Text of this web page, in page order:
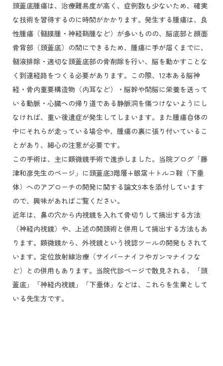
頭蓋底腫瘍は、治療難易度が高く、症例数も少ないため、確実
な技術を習得するのに時間がかかります。発生する腫瘍は、良
性腫瘍（髄膜腫・神経鞘腫など）が多いものの、脳底部と顔面
骨背部（頭蓋底）の間にできるため、腫瘍に手が届くまでに、
髄液排除・適切な頭蓋底部の骨削除を行い、脳を動かすことな
く到達経路をつくる必要があります。この際、12本ある脳神
経・骨内重要構造物（内耳など）・脳幹や間脳に栄養を送って
いる動脈・心臓への帰り道である静脈洞を傷つけないようにし
なければ、重い後遺症が発生してしまいます。また腫瘍自体の
中にそれらが走っている場合や、腫瘍の裏に張り付いているこ
とがあり、細心の注意が必要です。
この手術は、主に顕微鏡手術で進歩しました。当院ブログ「藤
津和彦先生のページ」に頭蓋底3階層+眼窩＋トルコ鞍（下垂
体）へのアプローチの開発に関する論文9本を添付しています
ので、興味があればご覧ください。
近年は、鼻の穴から内視鏡を入れて骨切りして摘出する方法
（神経内視鏡）や、上述の開頭術と併用して摘出する方法もあ
ります。顕微鏡から、外視鏡という視認ツールの開発もされて
います。定位放射線治療（サイバーナイフやガンマナイフな
ど）との併用もあります。当院代診ページで散見される、「頭
蓋底」「神経内視鏡」「下垂体」などは、これらを生業として
いる先生方です。